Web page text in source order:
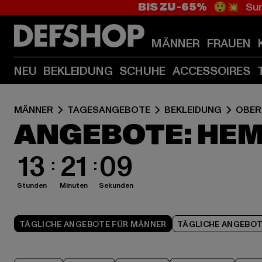
BIS ZU -65% 😲💥
MÄNNER FRAUEN
NEU BEKLEIDUNG SCHUHE ACCESSOIRES
MÄNNER TAGESANGEBOTE BEKLEIDUNG
ANGEBOTE:
13
Stunden 21
Minuten 08
Sekunden
TÄGLICHE ANGEBOTE FÜR MÄNNER TÄGLICHE